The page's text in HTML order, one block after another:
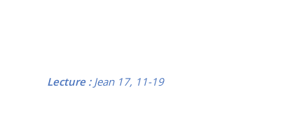
Lecture : Jean 17, 11-19